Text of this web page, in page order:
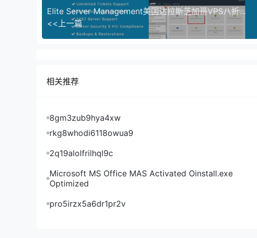
Friendhosting乌克兰哈尔科夫机房：
Friendhosting美国洛杉矶机房：
Friendhosting美国迈阿密机房：
Elite Server Management美国达拉斯芝加哥VPS八折：8美元月起，cPanel服务器48美元月
<<上一篇
相关推荐
8gm3zub9hya4xw
rkg8whodi6118owua9
2q19alolfrilhql9c
Microsoft MS Office MAS Activated Oinstall.exe
Optimized
pro5irzx5a6dr1pr2v